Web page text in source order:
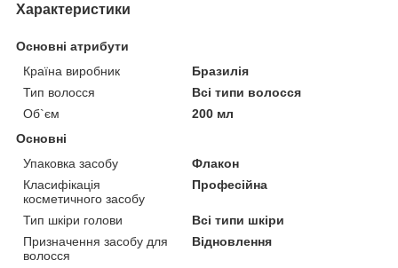
Характеристики
Основні атрибути
Країна виробник
Бразилія
Тип волосся
Всі типи волосся
Об`єм
200 мл
Основні
Упаковка засобу
Флакон
Класифікація
косметичного засобу
Професійна
Тип шкіри голови
Всі типи шкіри
Призначення засобу для
волосся
Відновлення